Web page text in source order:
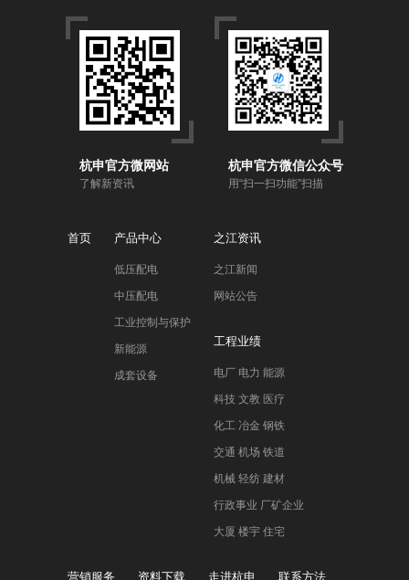
杭申官方微网站
了解新资讯
杭申官方微信公众号
用“扫一扫功能”扫描
首页 产品中心
低压配电
中压配电
工业控制与保护
新能源
成套设备
之江资讯
之江新闻
网站公告
工程业绩
电厂 电力 能源
科技 文教 医疗
化工 冶金 钢铁
交通 机场 铁道
机械 轻纺 建材
行政事业 厂矿企业
大厦 楼宇 住宅
营销服务 资料下载 走进杭申 联系方法